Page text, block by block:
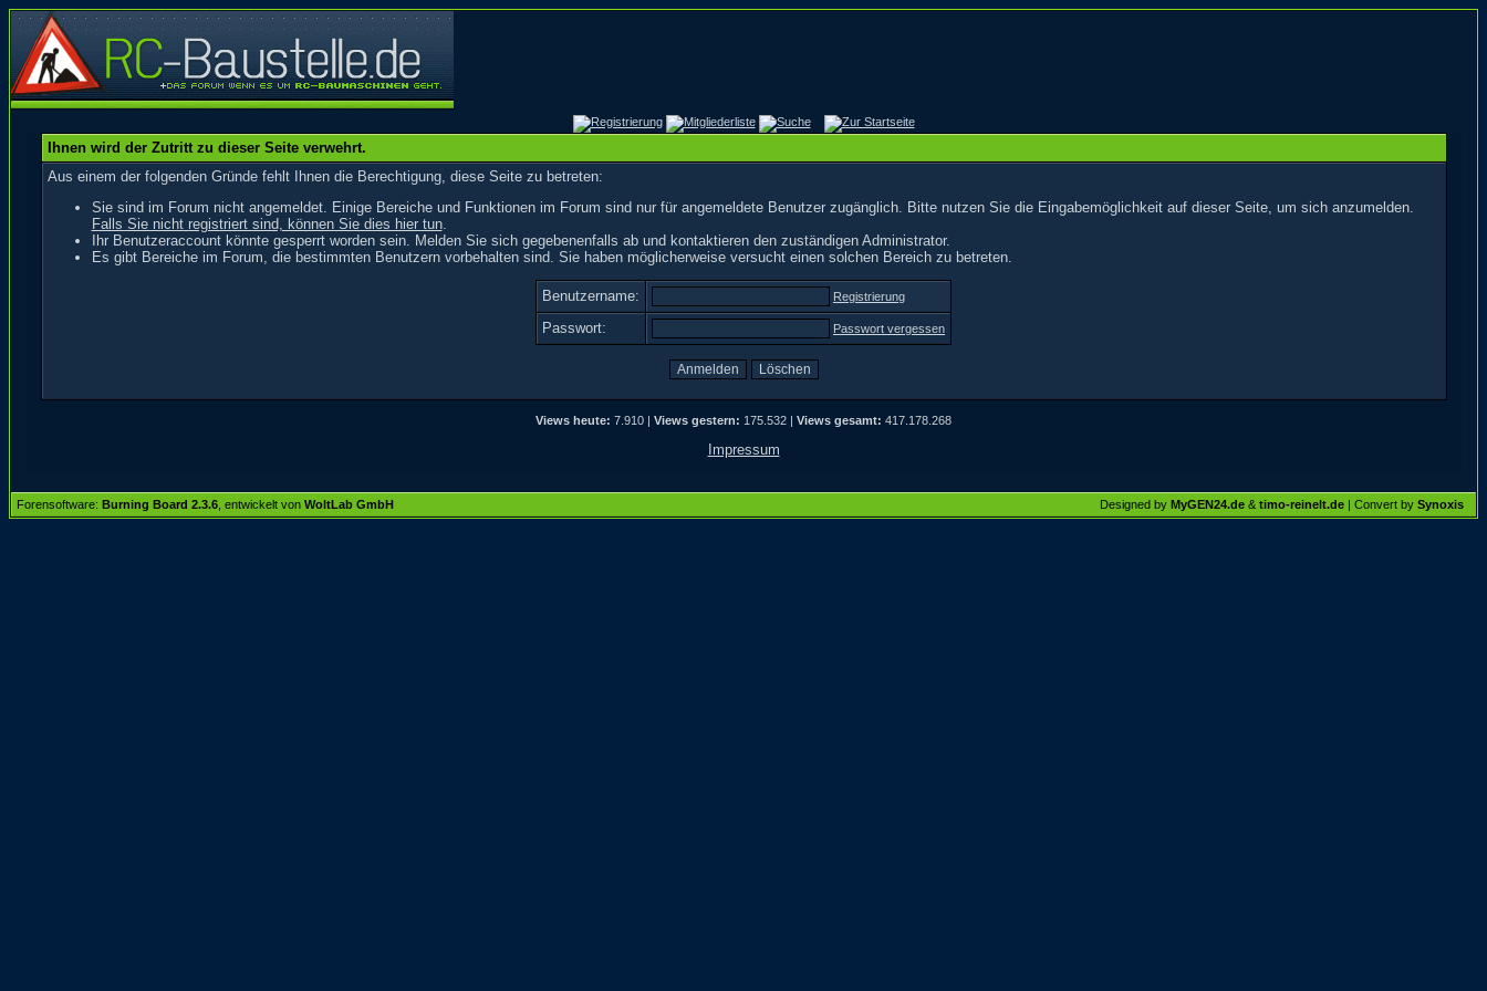
Ihnen wird der Zutritt zu dieser Seite verwehrt.
Aus einem der folgenden Gründe fehlt Ihnen die Berechtigung, diese Seite zu betreten:
Sie sind im Forum nicht angemeldet. Einige Bereiche und Funktionen im Forum sind nur für angemeldete Benutzer zugänglich. Bitte nutzen Sie die Eingabemöglichkeit auf dieser Seite, um sich anzumelden.
Falls Sie nicht registriert sind, können Sie dies hier tun.
Ihr Benutzeraccount könnte gesperrt worden sein. Melden Sie sich gegebenenfalls ab und kontaktieren den zuständigen Administrator.
Es gibt Bereiche im Forum, die bestimmten Benutzern vorbehalten sind. Sie haben möglicherweise versucht einen solchen Bereich zu betreten.
Benutzername: Registrierung
Passwort: Passwort vergessen
Views heute: 7.910 | Views gestern: 175.532 | Views gesamt: 417.178.268
Impressum
Forensoftware: Burning Board 2.3.6 , entwickelt von WoltLab GmbH Designed by MyGEN24.de & timo-reinelt.de | Convert by Synoxis